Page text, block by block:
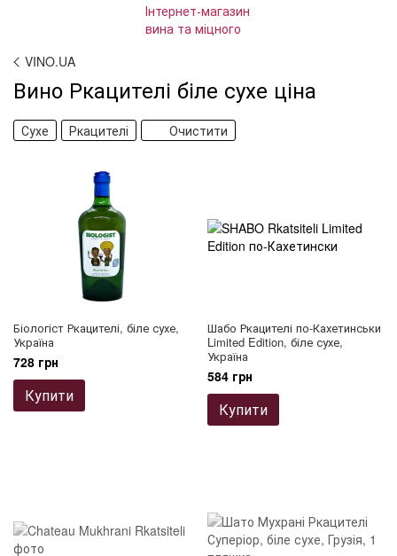
VINO.UA
Вино Ркацителі біле сухе ціна
Сухе Ркацителі Очистити
Біологіст Ркацителі, біле сухе,
Україна
728 грн
Купити
Шабо Ркацителі по-Кахетинськи
Limited Edition, біле сухе,
Україна
584 грн
Купити